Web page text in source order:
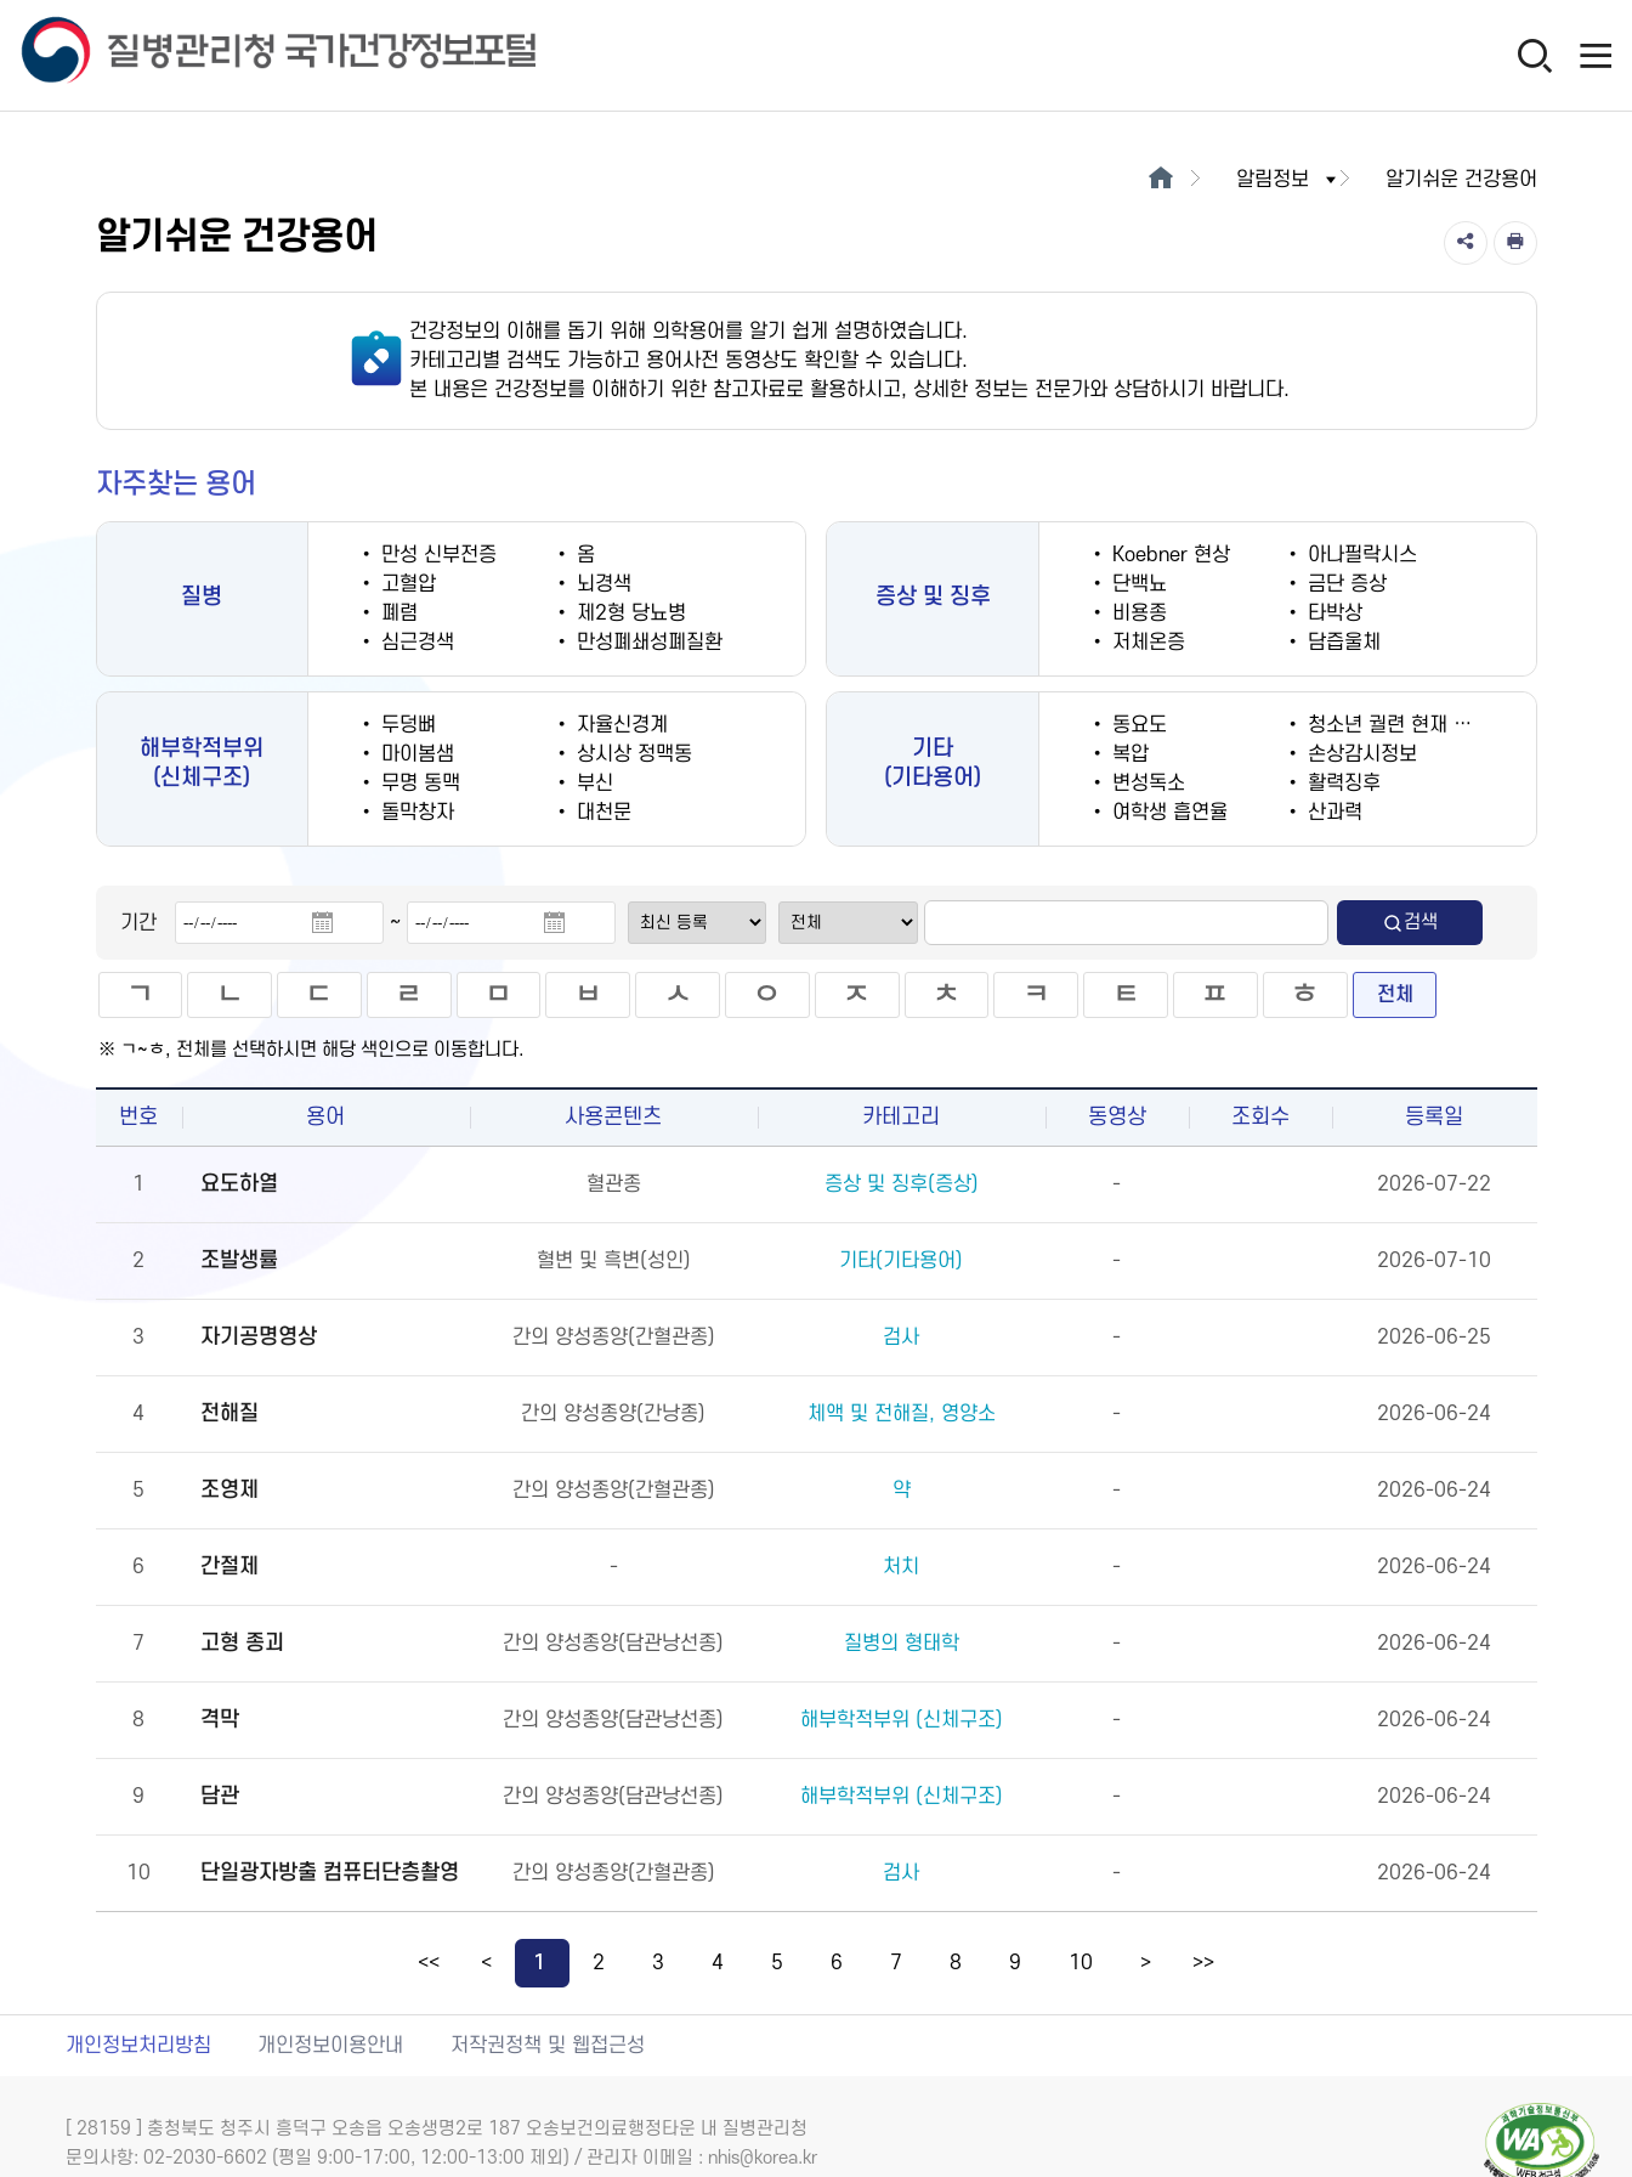
알림정보 알기쉬운 건강용어
알기쉬운 건강용어
건강정보의 이해를 돕기 위해 의학용어를 알기 쉽게 설명하였습니다.
카테고리별 검색도 가능하고 용어사전 동영상도 확인할 수 있습니다.
본 내용은 건강정보를 이해하기 위한 참고자료로 활용하시고, 상세한 정보는 전문가와 상담하시기 바랍니다.
자주찾는 용어
질병
• 만성 신부전증 •
옴
•
고혈압 •
뇌경색
•
폐렴 •
제2형 당뇨병
•
심근경색 • 만성폐쇄성폐질환
증상 및 징후
• Koebner 현상 •
아나필락시스
•
단백뇨 •
금단 증상
•
비용종 •
타박상
•
저체온증 • 담즙울체
해부학적부위
(신체구조)
• 두덩뼈 •
자율신경계
•
마이봄샘 •
상시상 정맥동
•
무명 동맥 •
부신
•
돌막창자 • 대천문
기타
(기타용어)
• 동요도 •
청소년 궐련 현재 흡연율
•
복압 •
손상감시정보
•
변성독소 •
활력징후
•
여학생 흡연율 • 산과력
기간 ~ 검색
ㄱ ㄴ ㄷ ㄹ ㅁ ㅂ ㅅ ㅇ ㅈ ㅊ ㅋ ㅌ ㅍ ㅎ 전체
※ ㄱ~ㅎ, 전체를 선택하시면 해당 색인으로 이동합니다.
번호 용어 사용콘텐츠 카테고리 동영상 조회수 등록일
1 요도하열 혈관종 증상 및 징후(증상) - 2026-07-22
2 조발생률 혈변 및 흑변(성인) 기타(기타용어) - 2026-07-10
3 자기공명영상 간의 양성종양(간혈관종) 검사 - 2026-06-25
4 전해질 간의 양성종양(간낭종) 체액 및 전해질, 영양소 - 2026-06-24
5 조영제 간의 양성종양(간혈관종) 약 - 2026-06-24
6 간절제 - 처치 - 2026-06-24
7 고형 종괴 간의 양성종양(담관낭선종) 질병의 형태학 - 2026-06-24
8 격막 간의 양성종양(담관낭선종) 해부학적부위 (신체구조) - 2026-06-24
9 담관 간의 양성종양(담관낭선종) 해부학적부위 (신체구조) - 2026-06-24
10 단일광자방출 컴퓨터단층촬영 간의 양성종양(간혈관종) 검사 - 2026-06-24
<< < 1 2 3 4 5 6 7 8 9 10 > >>
개인정보처리방침 개인정보이용안내 저작권정책 및 웹접근성
[ 28159 ] 충청북도 청주시 흥덕구 오송읍 오송생명2로 187 오송보건의료행정타운 내 질병관리청
문의사항: 02-2030-6602 (평일 9:00-17:00, 12:00-13:00 제외) / 관리자 이메일 : nhis@korea.kr